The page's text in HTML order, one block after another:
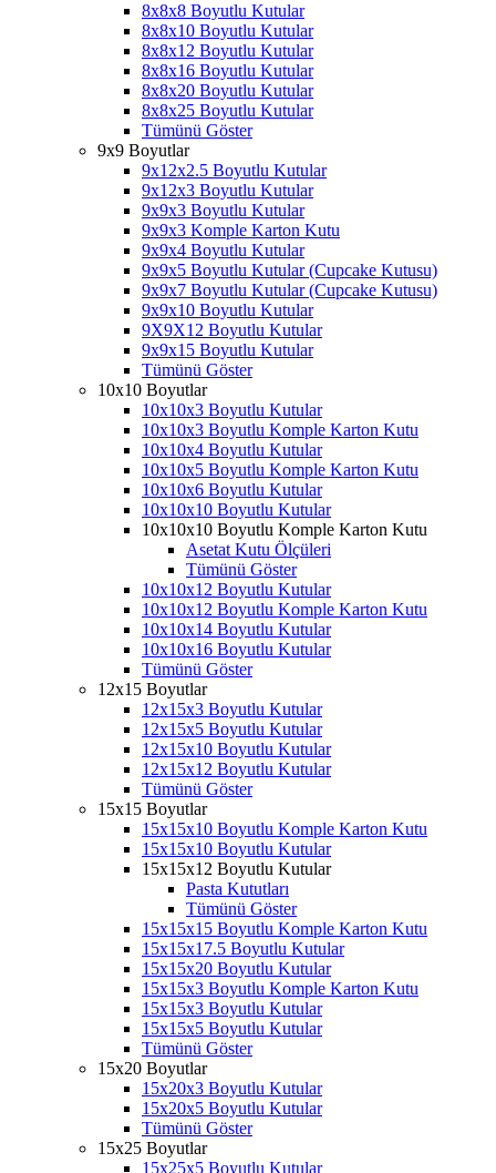
8x8x8 Boyutlu Kutular
8x8x10 Boyutlu Kutular
8x8x12 Boyutlu Kutular
8x8x16 Boyutlu Kutular
8x8x20 Boyutlu Kutular
8x8x25 Boyutlu Kutular
Tümünü Göster
9x9 Boyutlar
9x12x2.5 Boyutlu Kutular
9x12x3 Boyutlu Kutular
9x9x3 Boyutlu Kutular
9x9x3 Komple Karton Kutu
9x9x4 Boyutlu Kutular
9x9x5 Boyutlu Kutular (Cupcake Kutusu)
9x9x7 Boyutlu Kutular (Cupcake Kutusu)
9x9x10 Boyutlu Kutular
9X9X12 Boyutlu Kutular
9x9x15 Boyutlu Kutular
Tümünü Göster
10x10 Boyutlar
10x10x3 Boyutlu Kutular
10x10x3 Boyutlu Komple Karton Kutu
10x10x4 Boyutlu Kutular
10x10x5 Boyutlu Komple Karton Kutu
10x10x6 Boyutlu Kutular
10x10x10 Boyutlu Kutular
10x10x10 Boyutlu Komple Karton Kutu
Asetat Kutu Ölçüleri
Tümünü Göster
10x10x12 Boyutlu Kutular
10x10x12 Boyutlu Komple Karton Kutu
10x10x14 Boyutlu Kutular
10x10x16 Boyutlu Kutular
Tümünü Göster
12x15 Boyutlar
12x15x3 Boyutlu Kutular
12x15x5 Boyutlu Kutular
12x15x10 Boyutlu Kutular
12x15x12 Boyutlu Kutular
Tümünü Göster
15x15 Boyutlar
15x15x10 Boyutlu Komple Karton Kutu
15x15x10 Boyutlu Kutular
15x15x12 Boyutlu Kutular
Pasta Kututları
Tümünü Göster
15x15x15 Boyutlu Komple Karton Kutu
15x15x17.5 Boyutlu Kutular
15x15x20 Boyutlu Kutular
15x15x3 Boyutlu Komple Karton Kutu
15x15x3 Boyutlu Kutular
15x15x5 Boyutlu Kutular
Tümünü Göster
15x20 Boyutlar
15x20x3 Boyutlu Kutular
15x20x5 Boyutlu Kutular
Tümünü Göster
15x25 Boyutlar
15x25x5 Boyutlu Kutular